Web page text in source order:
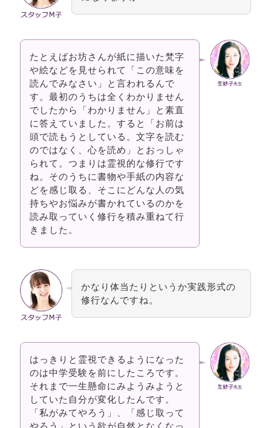
たとえばお坊さんが紙に描いた梵字
や絵などを見せられて「この意味を
読んでみなさい」と言われるんで
す。最初のうちは全くわかりません
でしたから「わかりません」と素直
に答えていました。すると「お前は
頭で読もうとしている。文字を読む
のではなく、心を読め」とおっしゃ
られて。つまりは霊視的な修行です
ね。そのうちに書物や手紙の内容な
どを感じ取る、そこにどんな人の気
持ちやお悩みが書かれているのかを
読み取っていく修行を積み重ねて行
きました。
かなり体当たりというか実践形式の
修行なんですね。
はっきりと霊視できるようになった
のは中学受験を前にしたころです。
それまで一生懸命にみようみようと
していた自分が変化したんです。
「私がみてやろう」、「感じ取って